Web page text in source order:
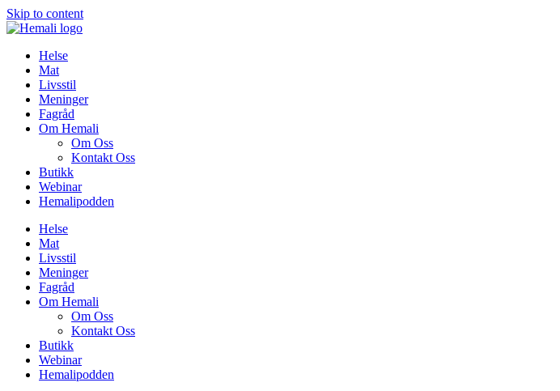
Skip to content
Helse
Mat
Livsstil
Meninger
Fagråd
Om Hemali
Om Oss
Kontakt Oss
Butikk
Webinar
Hemalipodden
Helse
Mat
Livsstil
Meninger
Fagråd
Om Hemali
Om Oss
Kontakt Oss
Butikk
Webinar
Hemalipodden